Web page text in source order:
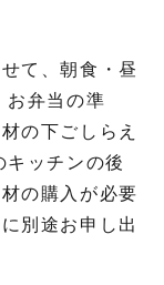
て、朝食・昼
お弁当の準
の下ごしらえ
キッチンの後
の購入が必要
別途お申し出